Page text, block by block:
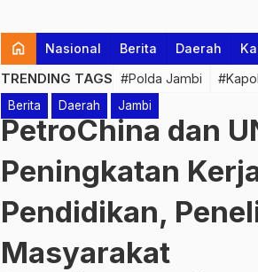
home Nasional Berita Daerah
TRENDING TAGS #Polda Jambi
Berita Daerah Jambi
PetroChina dan
Peningkatan
Pendidikan,
Masyarakat